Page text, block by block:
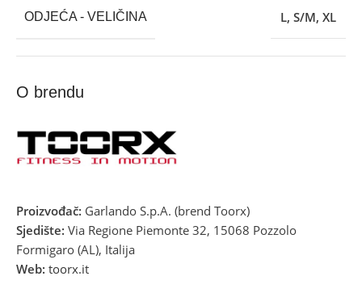
ODJEĆA - VELIČINA L, S/M, XL
O brendu
Proizvođač: Garlando S.p.A. (brend Toorx)
Sjedište: Via Regione Piemonte 32, 15068 Pozzolo
Formigaro (AL), Italija
Web: toorx.it